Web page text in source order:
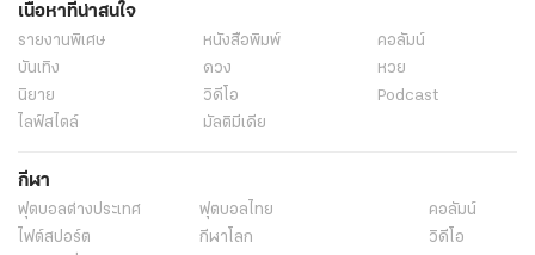
เนื้อหาที่น่าสนใจ
รายงานพิเศษ หนังสือพิมพ์
คอลัมน์
บันเทิง
ดวง
หวย
นิยาย
วิดีโอ
Podcast
ไลฟ์สไตล์
มัลติมีเดีย
กีฬา
ฟุตบอลต่่างประเทศ ฟุตบอลไทย
คอลัมน์
ไฟต์สปอร์ต
กีฬาโลก
วิดีโอ